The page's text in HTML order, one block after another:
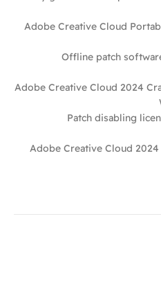
Adobe Creative Cloud
Offline patch
Adobe Creative Cloud 2024
Patch disabling
Adobe Creative Cloud